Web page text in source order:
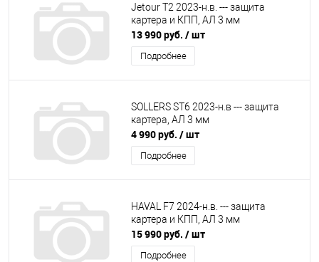
Jetour T2 2023-н.в. --- защита
картера и КПП, АЛ 3 мм
13 990 руб. / шт
Подробнее
SOLLERS ST6 2023-н.в --- защита
картера, АЛ 3 мм
4 990 руб. / шт
Подробнее
HAVAL F7 2024-н.в. --- защита
картера и КПП, АЛ 3 мм
15 990 руб. / шт
Подробнее